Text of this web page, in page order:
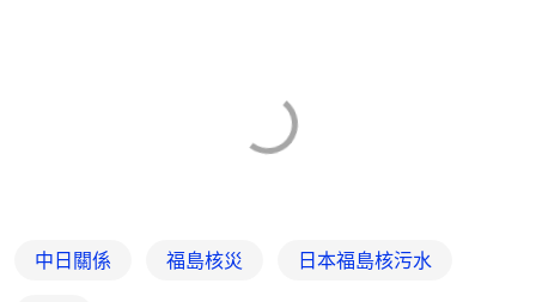
中日關係 福島核災 日本福島核污水